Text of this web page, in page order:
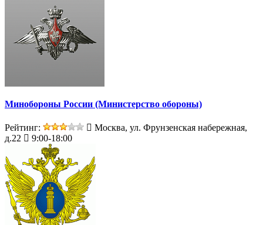
Минобороны России (Министерство обороны)
Рейтинг:
Москва, ул. Фрунзенская набережная,
д.22
9:00-18:00